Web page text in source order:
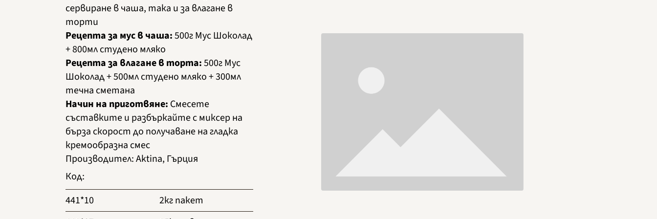
сервиране в чаша, така и за влагане в
торти
Рецепта за мус в чаша:500г Мус Шоколад
+ 800мл студено мляко
Рецепта за влагане в торта:500г Мус
Шоколад + 500мл студено мляко + 300мл
течна сметана
Начин на приготвяне: Смесете
съставките и разбъркайте с миксер на
бърза скорост до получаване на гладка
кремообразна смес
Производител:Aktina, Гърция
Код:
441*10
2кг пакет